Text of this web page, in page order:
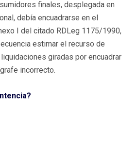
finales, desplegada en
debía encuadrarse en el
I del citado RDLeg 1175/1990,
estimar el recurso de
giradas por encuadrar
incorrecto.